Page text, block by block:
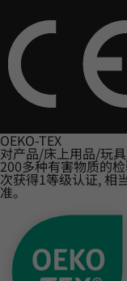
OEKO-TEX
对产品/床上用品/玩
200多种有害物质的
次获得1等级认证, 相
准。